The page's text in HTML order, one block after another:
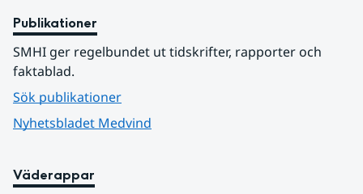
Publikationer
SMHI ger regelbundet ut tidskrifter, rapporter och
faktablad.
Sök publikationer
Nyhetsbladet Medvind
Väderappar